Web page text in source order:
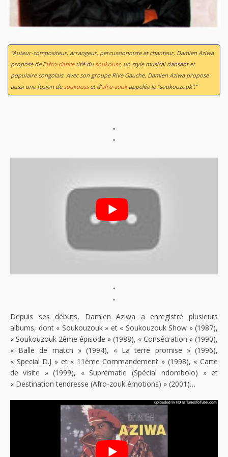
“Auteur-compositeur, arrangeur, percussionniste et chanteur, Damien Aziwa
propose de l’afro-dancetiré dusoukouss, un style musical dansant et
populaire congolais. Avec son groupe Rive Gauche, Damien Aziwa propose
aussi une fusion desoukousset d’afro-zoukappelée le "soukouzouk".”
"
"
"
"
Depuis ses débuts, Damien Aziwa a enregistré plusieurs
albums, dont « Soukouzouk » et « Soukouzouk Show » (1987),
« Soukouzouk 2ème épisode » (1988), « Consécration » (1990),
« Balle de match » (1994), « La terre promise » (1996),
« Special D.J » et « 11ème Commandement » (1998), « Carte
de visite » (1999), « Suprématie (Spécial ndombolo) » et
« Destination tendresse (Afro-zouk émotions) » (2001)…